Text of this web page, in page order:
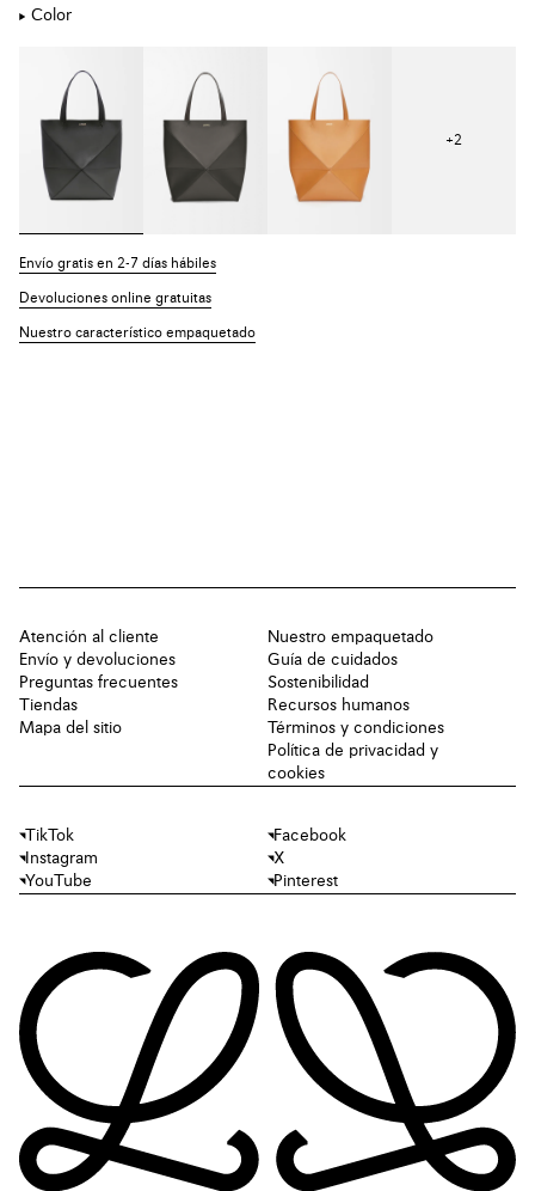
Color
+2
Envío gratis en 2-7 días hábiles
Devoluciones online gratuitas
Nuestro característico empaquetado
Atención al cliente
Envío y devoluciones
Preguntas frecuentes
Tiendas
Mapa del sitio
Nuestro empaquetado
Guía de cuidados
Sostenibilidad
Recursos humanos
Términos y condiciones
Política de privacidad y
cookies
TikTok
Facebook
Instagram
X
YouTube
Pinterest